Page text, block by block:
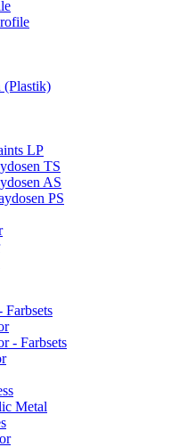
(Plastik)
LP
TS
AS
PS
- Farbsets
Metal